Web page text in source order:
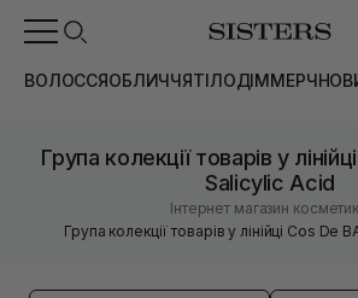
ВОЛОССЯОБЛИЧЧЯТІЛОДІММЕРЧ
Група колекції товарів у
Salicylic Acid
Інтернет магазин
Група колекції товарів у лінійці Cos De